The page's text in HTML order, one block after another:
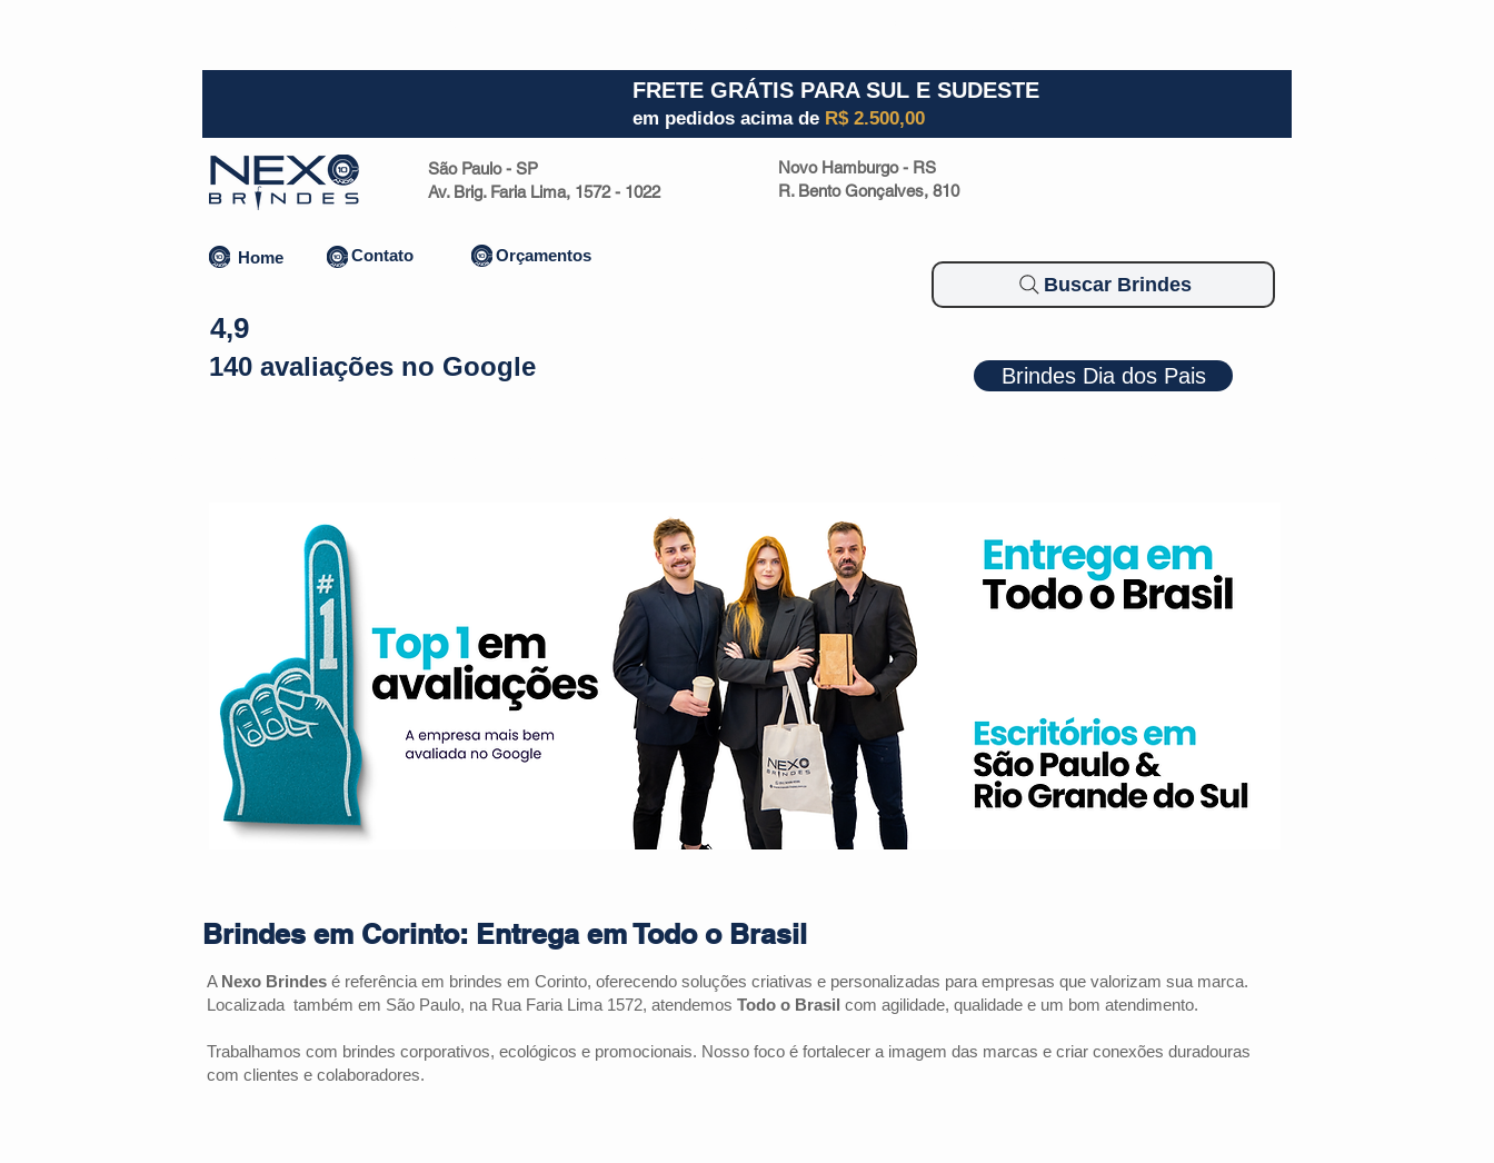
FRETE GRÁTIS PARA SUL E SUDESTE
em pedidos acima de R$ 2.500,00
São Paulo - SP
Av. Brig. Faria Lima, 1572 - 1022
Novo Hamburgo - RS
R. Bento Gonçalves, 810
Home Contato Orçamentos
4,9
140 avaliações no Google
Buscar Brindes
Brindes Dia dos Pais
Brindes em Corinto: Entrega em Todo o Brasil
A Nexo Brindes é referência em brindes em Corinto, oferecendo soluções criativas e personalizadas para empresas que valorizam sua marca.
Localizada também em São Paulo, na Rua Faria Lima 1572, atendemos Todo o Brasil com agilidade, qualidade e um bom atendimento.
Trabalhamos com brindes corporativos, ecológicos e promocionais. Nosso foco é fortalecer a imagem das marcas e criar conexões duradouras
com clientes e colaboradores.